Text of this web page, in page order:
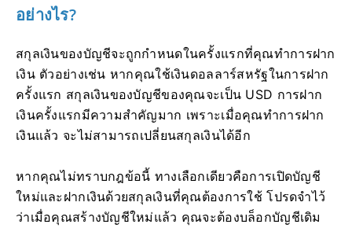
อย่างไร?
สกุลเงินของบัญชีจะถูกกำหนดในครั้งแรกที่คุณทำการฝาก
เงิน ตัวอย่างเช่น หากคุณใช้เงินดอลลาร์สหรัฐในการฝาก
ครั้งแรก สกุลเงินของบัญชีของคุณจะเป็น USD การฝาก
เงินครั้งแรกมีความสำคัญมาก เพราะเมื่อคุณทำการฝาก
เงินแล้ว จะไม่สามารถเปลี่ยนสกุลเงินได้อีก
หากคุณไม่ทราบกฎข้อนี้ ทางเลือกเดียวคือการเปิดบัญชี
ใหม่และฝากเงินด้วยสกุลเงินที่คุณต้องการใช้ โปรดจำไว้
ว่าเมื่อคุณสร้างบัญชีใหม่แล้ว คุณจะต้องบล็อกบัญชีเดิม